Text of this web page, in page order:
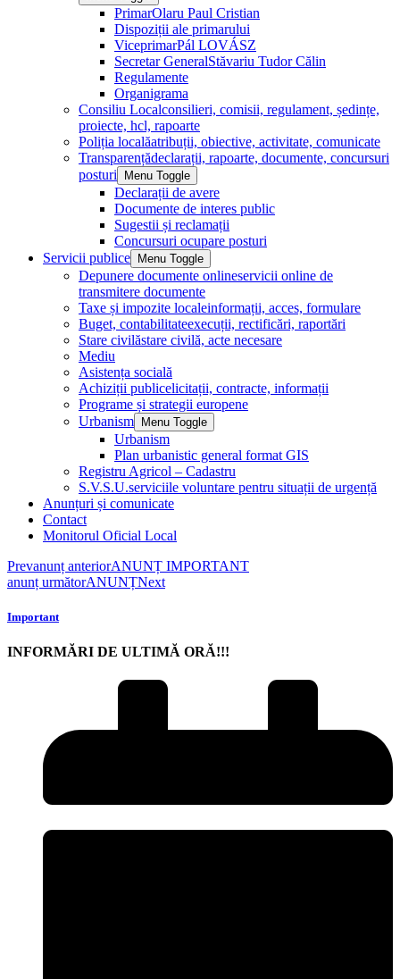
PrimarOlaru Paul Cristian
Dispoziții ale primarului
ViceprimarPál LOVÁSZ
Secretar GeneralStăvariu Tudor Călin
Regulamente
Organigrama
Consiliu Localconsilieri, comisii, regulament, ședințe,
proiecte, hcl, rapoarte
Poliția localăatribuții, obiective, activitate, comunicate
Transparențădeclarații, rapoarte, documente, concursuri
posturi
Menu Toggle
Declarații de avere
Documente de interes public
Sugestii și reclamații
Concursuri ocupare posturi
Servicii publice
Menu Toggle
Depunere documente onlineservicii online de
transmitere documente
Taxe și impozite localeinformații, acces, formulare
Buget, contabilitateexecuții, rectificări, raportări
Stare civilăstare civilă, acte necesare
Mediu
Asistența socială
Achiziții publicelicitații, contracte, informații
Programe și strategii europene
Urbanism
Menu Toggle
Urbanism
Plan urbanistic general format GIS
Registru Agricol – Cadastru
S.V.S.U.serviciile voluntare pentru situații de urgență
Anunțuri și comunicate
Contact
Monitorul Oficial Local
Prevanunț anteriorANUNȚ IMPORTANT
anunț următorANUNȚNext
Important
INFORMĂRI DE ULTIMĂ ORĂ!!!